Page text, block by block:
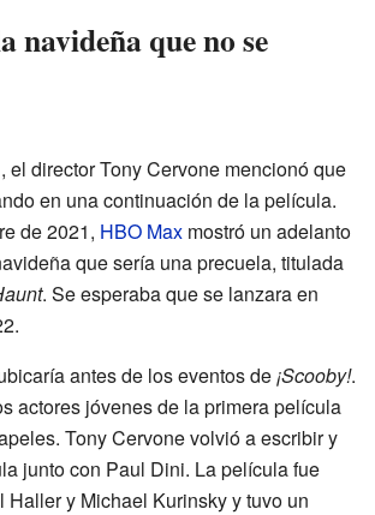
navideña que no se
el director Tony Cervone mencionó que
en una continuación de la película.
de 2021, HBO Max mostró un adelanto
que sería una precuela, titulada
. Se esperaba que se lanzara en
antes de los eventos de¡Scooby!.
actores jóvenes de la primera película
Tony Cervone volvió a escribir y
junto con Paul Dini. La película fue
y Michael Kurinsky y tuvo un